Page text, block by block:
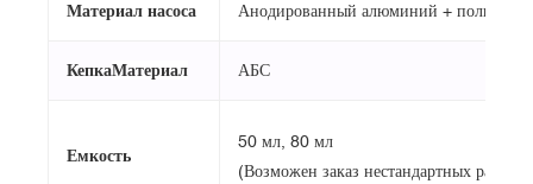
Материал насоса Анодированный алюминий +
КепкаМатериал АБС
Емкость
50 мл, 80 мл
(Возможен заказ нестандартных